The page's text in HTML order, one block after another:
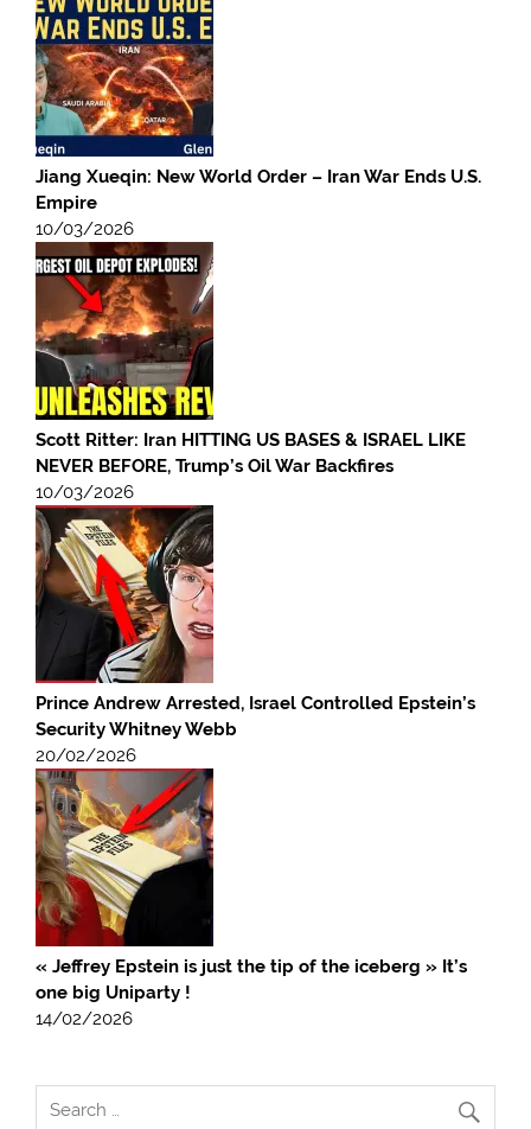
Jiang Xueqin: New World Order – Iran War Ends U.S.
Empire
10/03/2026
Scott Ritter: Iran HITTING US BASES & ISRAEL LIKE
NEVER BEFORE, Trump’s Oil War Backfires
10/03/2026
Prince Andrew Arrested, Israel Controlled Epstein’s
Security Whitney Webb
20/02/2026
« Jeffrey Epstein is just the tip of the iceberg » It’s
one big Uniparty !
14/02/2026